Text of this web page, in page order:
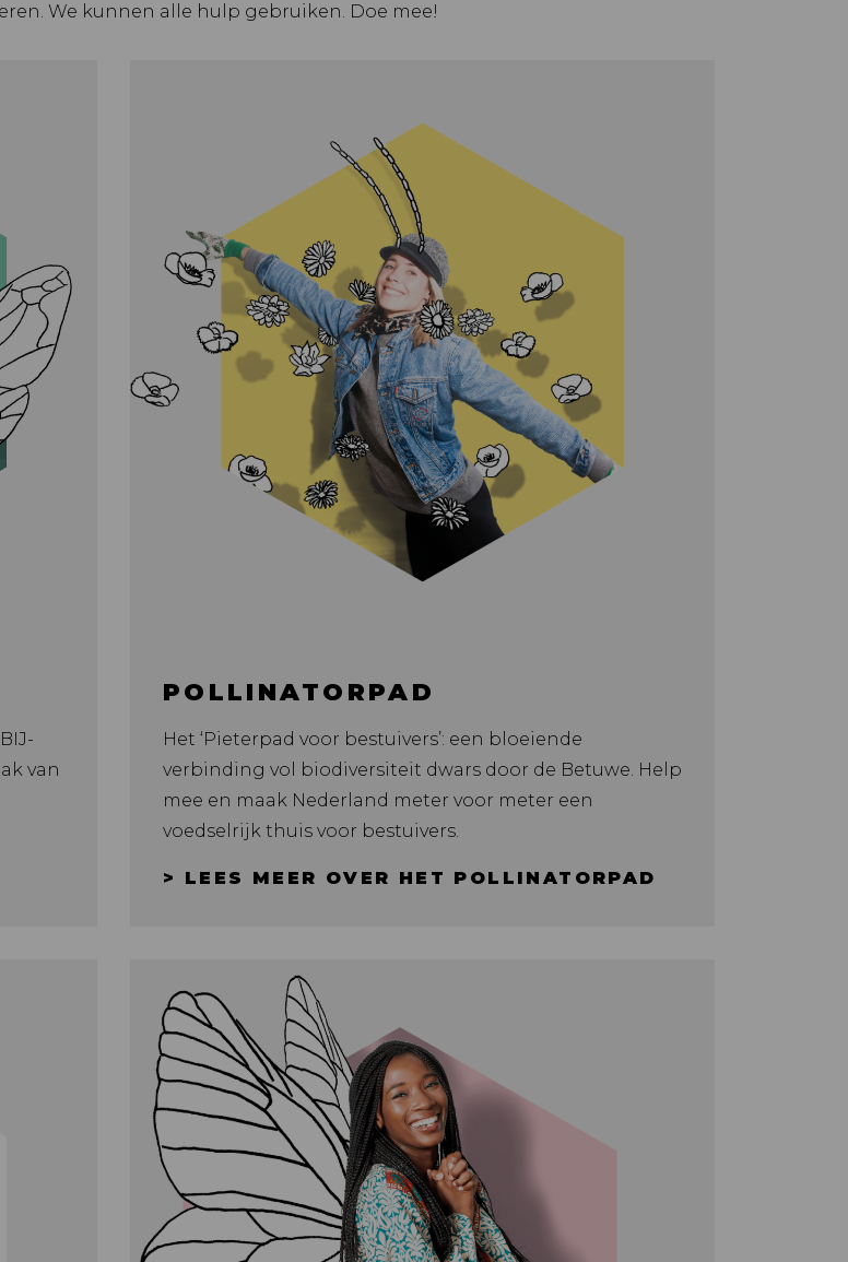
We kunnen alle hulp gebruiken. Doe mee!
van
POLLINATORPAD
Het ‘Pieterpad voor bestuivers’: een bloeiende
verbinding vol biodiversiteit dwars door de Betuwe. Help
mee en maak Nederland meter voor meter een
voedselrijk thuis voor bestuivers.
> LEES MEER OVER HET POLLINATORPAD